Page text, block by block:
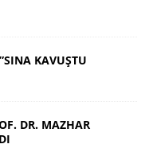
KAVUŞTU
DR. MAZHAR